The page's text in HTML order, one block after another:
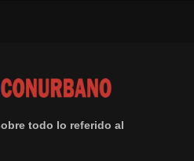
todo lo referido al